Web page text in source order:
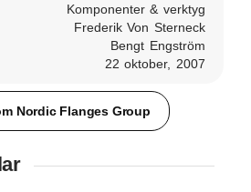
Komponenter & verktyg
Frederik Von Sterneck
Bengt Engström
22 oktober, 2007
Nordic Flanges Group